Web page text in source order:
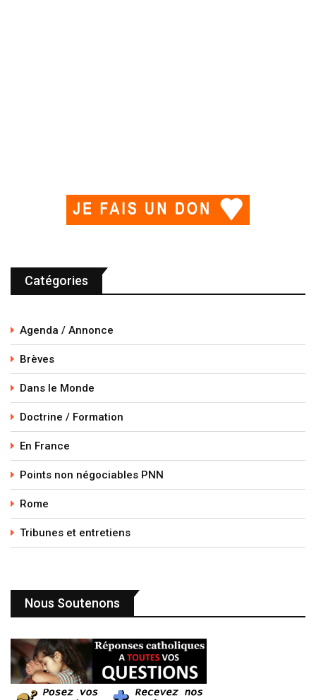
Catégories
Agenda / Annonce
Brèves
Dans le Monde
Doctrine / Formation
En France
Points non négociables PNN
Rome
Tribunes et entretiens
Nous Soutenons